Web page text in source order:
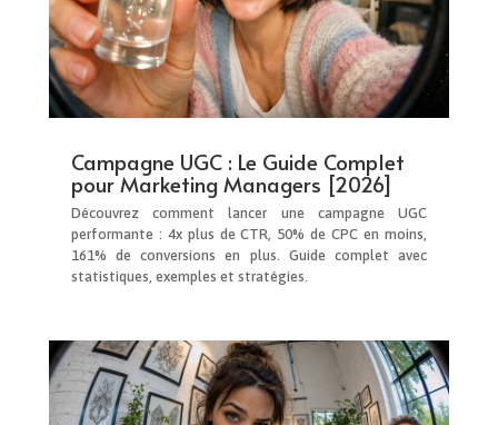
Campagne UGC : Le Guide Complet
pour Marketing Managers [2026]
Découvrez comment lancer une campagne UGC
performante : 4x plus de CTR, 50% de CPC en moins,
161% de conversions en plus. Guide complet avec
statistiques, exemples et stratégies.